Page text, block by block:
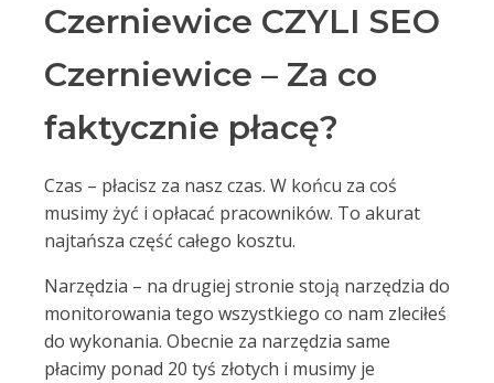
Czerniewice CZYLI SEO
Czerniewice – Za co
faktycznie płacę?
Czas – płacisz za nasz czas. W końcu za coś
musimy żyć i opłacać pracowników. To akurat
najtańsza część całego kosztu.
Narzędzia – na drugiej stronie stoją narzędzia do
monitorowania tego wszystkiego co nam zleciłeś
do wykonania. Obecnie za narzędzia same
płacimy ponad 20 tyś złotych i musimy je